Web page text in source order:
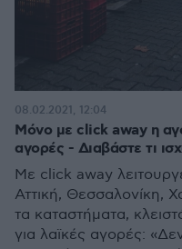
Μόνο με click away η
αγορές - Διαβάστε τι
Με click away
Αττική, Θεσσαλονίκη,
τα καταστήματα,
για λαϊκές αγορές:
08.02.2021, 12:04